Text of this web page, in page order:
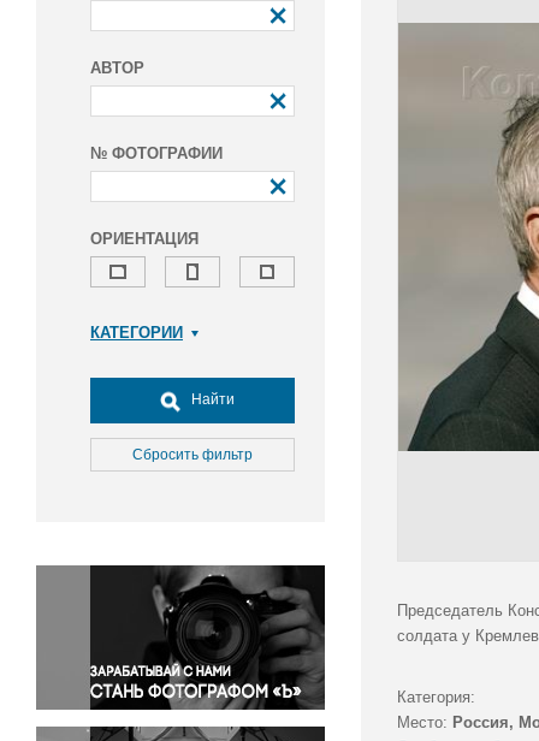
АВТОР
№ ФОТОГРАФИИ
ОРИЕНТАЦИЯ
КАТЕГОРИИ
Досуг, туризм и отдых
Культура
Медицина
Окружающая среда
Политика
Правосудие
Происшествия и конфликты
Религия
Светская жизнь
Найти
Сбросить фильтр
Председатель
солдата у
Категория:
Место: Россия,